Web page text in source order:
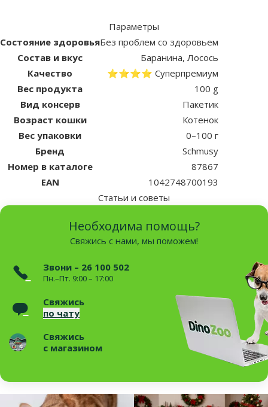
Параметры
Состояние здоровьяБез проблем со здоровьем
Состав и вкус
Баранина, Лосось
Качество
⭐⭐⭐⭐ Суперпремиум
Вес продукта
100 g
Вид консерв
Пакетик
Возраст кошки
Котенок
Вес упаковки
0–100 г
Бренд
Schmusy
Номер в каталоге
87867
EAN
1042748700193
Статьи и советы
Необходима помощь?
Свяжись с нами, мы поможем!
Звони – 26 100 502
Пн.–Пт. 9:00 – 17:00
Свяжись
по чату
Свяжись
с магазином